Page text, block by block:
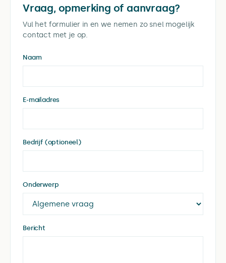
Vraag, opmerking of aanvraag?
Vul het formulier in en we nemen zo snel mogelijk
contact met je op.
Naam
E-mailadres
Bedrijf (optioneel)
Onderwerp
Bericht